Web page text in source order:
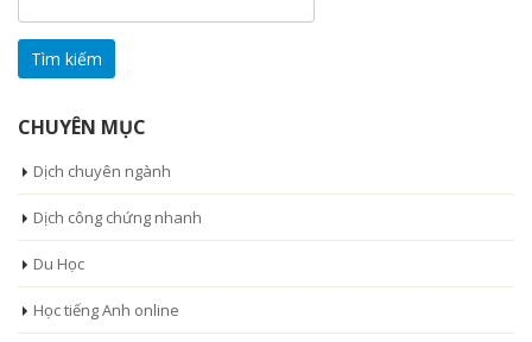
kiếm
cho:
CHUYÊN MỤC
Dịch chuyên ngành
Dịch công chứng nhanh
Du Học
Học tiếng Anh online